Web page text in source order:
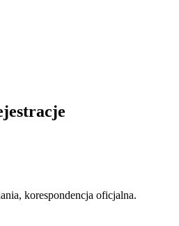
korespondencja oficjalna.